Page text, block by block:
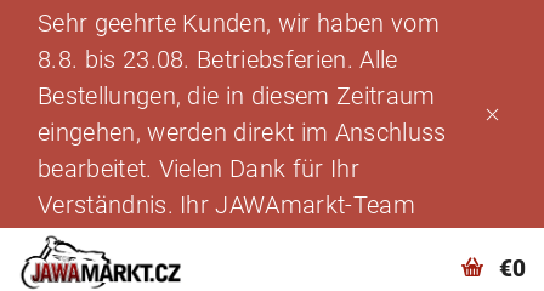
Sehr geehrte Kunden, wir haben vom
8.8. bis 23.08. Betriebsferien. Alle
Bestellungen, die in diesem Zeitraum
eingehen, werden direkt im Anschluss
bearbeitet. Vielen Dank für Ihr
Verständnis. Ihr JAWAmarkt-Team
€0